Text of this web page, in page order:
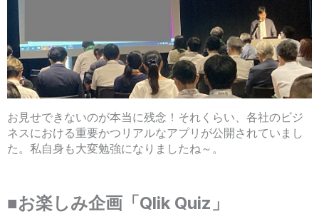
お見せできないのが本当に残念！それくらい、各社のビジ
ネスにおける重要かつリアルなアプリが公開されていまし
た。私自身も大変勉強になりましたね～。
■お楽しみ企画「Qlik Quiz」